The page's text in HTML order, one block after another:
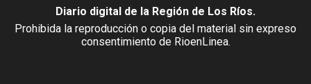
Diario digital de la Región de Los Ríos.
Prohibida la reproducción o copia del material sin expreso
consentimiento de RioenLinea.